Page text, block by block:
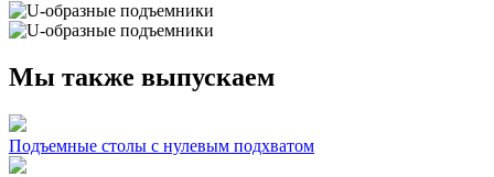
Мы также выпускаем
Подъемные столы c нулевым подхватом